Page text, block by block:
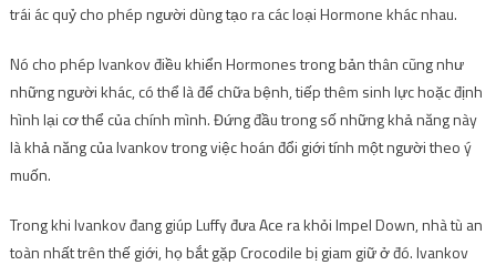
trái ác quỷ cho phép người dùng tạo ra các loại Hormone khác nhau.
Nó cho phép Ivankov điều khiển Hormones trong bản thân cũng như
những người khác, có thể là để chữa bệnh, tiếp thêm sinh lực hoặc định
hình lại cơ thể của chính mình. Đứng đầu trong số những khả năng này
là khả năng của Ivankov trong việc hoán đổi giới tính một người theo ý
muốn.
Trong khi Ivankov đang giúp Luffy đưa Ace ra khỏi Impel Down, nhà tù an
toàn nhất trên thế giới, họ bắt gặp Crocodile bị giam giữ ở đó. Ivankov